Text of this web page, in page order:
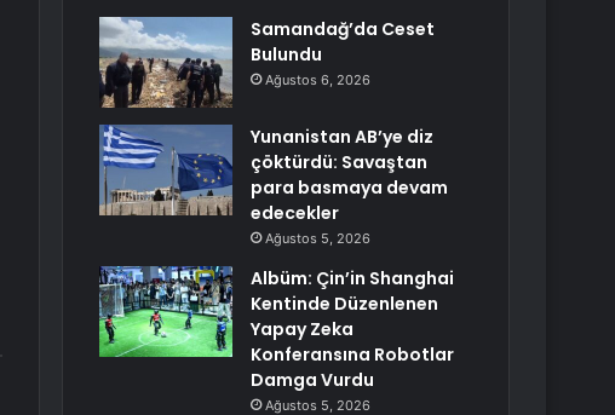
Samandağ’da Ceset
Bulundu
Ağustos 6, 2026
Yunanistan AB’ye diz
çöktürdü: Savaştan
para basmaya devam
edecekler
Ağustos 5, 2026
Albüm: Çin’in Shanghai
Kentinde Düzenlenen
Yapay Zeka
Konferansına Robotlar
Damga Vurdu
Ağustos 5, 2026